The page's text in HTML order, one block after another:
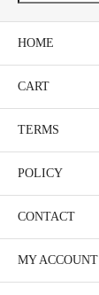
HOME
CART
TERMS
POLICY
CONTACT
MY ACCOUNT